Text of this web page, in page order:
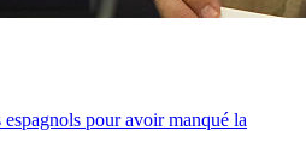
pour avoir manqué la